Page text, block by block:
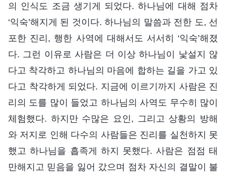
의 인식도 조금 생기게 되었다. 하나님에 대해 점차
‘익숙’해지게 된 것이다. 하나님의 말씀과 전한 도, 선
포한 진리, 행한 사역에 대해서도 서서히 ‘익숙’해졌
다. 그런 이유로 사람은 더 이상 하나님이 낯설지 않
다고 착각하고 하나님의 마음에 합하는 길을 가고 있
다고 착각하게 되었다. 지금에 이르기까지 사람은 진
리의 도를 많이 들었고 하나님의 사역도 무수히 많이
체험했다. 하지만 수많은 요인, 그리고 상황의 방해
와 저지로 인해 다수의 사람들은 진리를 실천하지 못
했고 하나님을 흡족게 하지 못했다. 사람은 점점 태
만해지고 믿음을 잃어 갔으며 점차 자신의 결말이 불